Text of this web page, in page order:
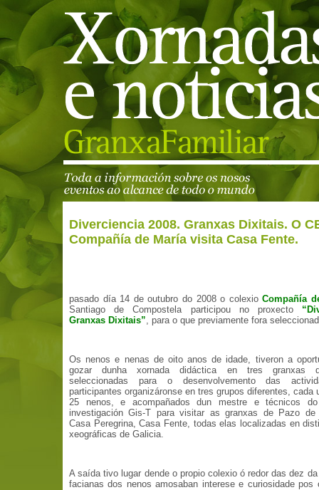
Diverciencia 2008. Granxas Dixitais. O
Compañía de María visita Casa Fente.
pasado día 14 de outubro do 2008 o colexioCompañía
Santiago de Compostela participou no proxecto
Granxas Dixitais”, para o que previamente fora
Os nenos e nenas de oito anos de idade, tiveron a
gozar dunha xornada didáctica en tres granxas
seleccionadas para o desenvolvemento das
participantes organizáronse en tres grupos diferentes, cada
25 nenos, e acompañados dun mestre e técnicos
investigación Gis-T para visitar as granxas de Pazo de
Casa Peregrina, Casa Fente, todas elas localizadas en
xeográficas de Galicia.
A saída tivo lugar dende o propio colexio ó redor das dez
facianas dos nenos amosaban interese e curiosidade pos